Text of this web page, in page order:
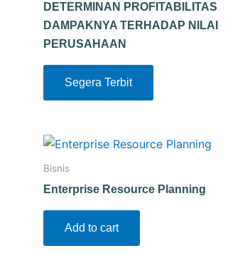
DETERMINAN PROFITABILITAS
DAMPAKNYA TERHADAP NILAI
PERUSAHAAN
Segera Terbit
Bisnis
Enterprise Resource Planning
Add to cart